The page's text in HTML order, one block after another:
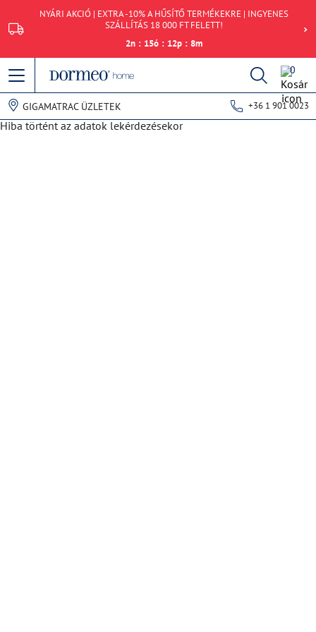
NYÁRI AKCIÓ | EXTRA -10% A HŰSÍTŐ TERMÉKEKRE | INGYENES
SZÁLLÍTÁS 18 000 FT FELETT!
2n : 15ó : 12p : 8m
0
GIGAMATRAC ÜZLETEK +36 1 901 0023
Hiba történt az adatok lekérdezésekor